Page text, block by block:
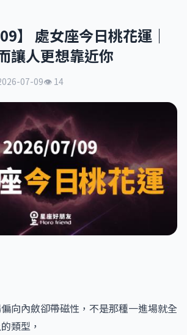
】 處女座今日桃花運｜
讓人更想靠近你
07-09👁 14
向內斂卻帶磁性，不是那種一進場就全
類型，